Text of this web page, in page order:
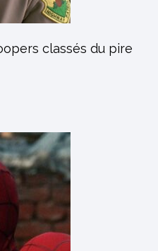
classés du pire